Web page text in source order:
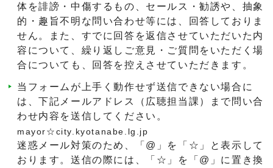
体を誹謗・中傷するもの、セールス・勧誘や、抽象
的・趣旨不明な問い合わせ等には、回答しておりま
せん。また、すでに回答を返信させていただいた内
容について、繰り返しご意見・ご質問をいただく場
合についても、回答を控えさせていただきます。
当フォームが上手く動作せず送信できない場合に
は、下記メールアドレス（広聴担当課）まで問い合
わせ内容を送信してください。
mayor☆city.kyotanabe.lg.jp
迷惑メール対策のため、「@」を「☆」と表示して
おります。送信の際には、「☆」を「@」に置き換